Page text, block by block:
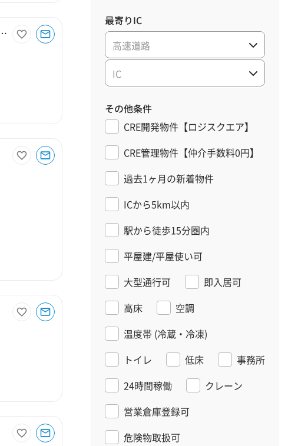
上里町大字金久保170坪倉庫
最寄りIC
高速道路
IC
その他条件
CRE開発物件【ロジスクエア】
CRE管理物件【仲介手数料0円】
過去1ヶ月の新着物件
ICから5km以内
駅から徒歩15分圏内
平屋建/平屋使い可
大型通行可
即入居可
高床
空調
温度帯 (冷蔵・冷凍)
トイレ
低床
事務所
24時間稼働
クレーン
営業倉庫登録可
危険物取扱可